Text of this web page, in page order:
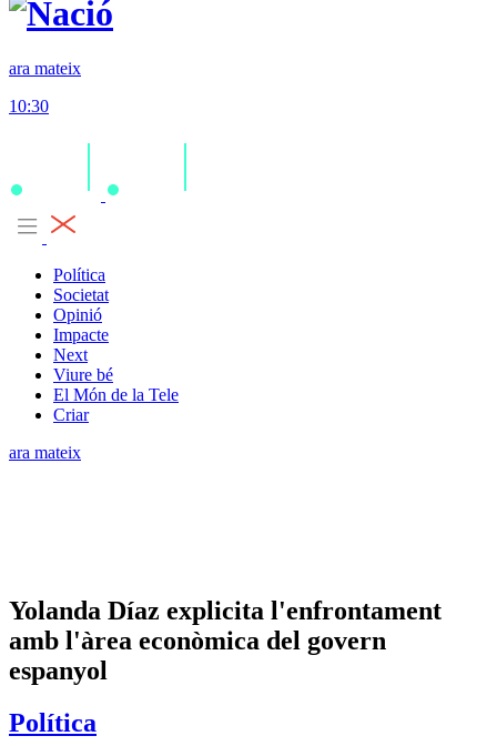
ara mateix
10:30
Política
Societat
Opinió
Impacte
Next
Viure bé
El Món de la Tele
Criar
ara mateix
Yolanda Díaz explicita l'enfrontament
amb l'àrea econòmica del govern
espanyol
Política